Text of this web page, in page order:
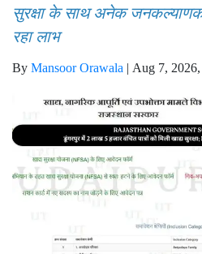
सुरक्षा के साथ अनेक
रहा लाभ
By Mansoor Orawala | Aug 7,